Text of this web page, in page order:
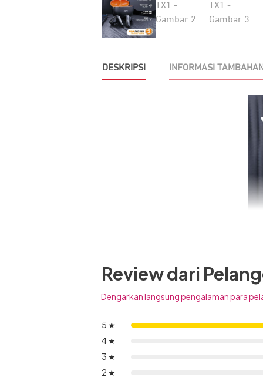
DESKRIPSI INFORMASI TAMBAHAN
Review dari
Dengarkan langsung pengalaman para
5 ★
4 ★
3 ★
2 ★